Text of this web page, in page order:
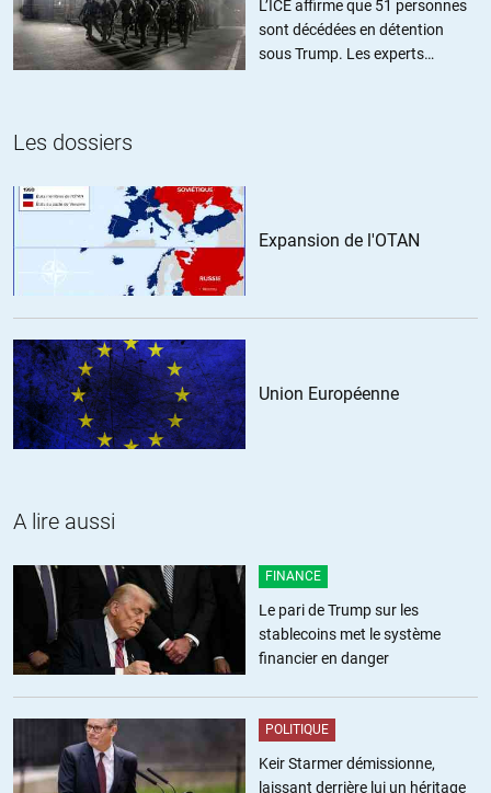
merci à vous Monsieur Berruyer pour tous vos documents.
ALERTER
Mario du 38//05.06.2014 à 16h07
Conférence intéressante malgré la qualité du son au début.
J’ai aimé votre dénonciation originale de la propagande mensongère
par des photos.
Che //05.06.2014 à 16h23
1)Le budget armements des USA est supérieur à tous les budgets de
plus déployée.
Et c’est l’Amérique qui donne des leçons de diplomatie ? De paix ? Ils
n’hésitent pas à pratiquer l’assassinat politique, la déstabilisation de
L’ICE affirme que 51 personnes
sont décédées en détention
sous Trump. Les experts
Les dossiers
Expansion de l'OTAN
Union Européenne
A lire aussi
FINANCE
Le pari de Trump sur les
stablecoins met le système
financier en danger
POLITIQUE
Keir Starmer démissionne,
laissant derrière lui un héritage